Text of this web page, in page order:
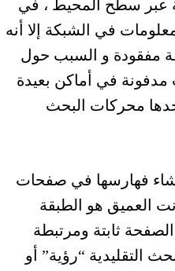
عبر سطح المحيط ، في
في الشبكة إلا أنه
مفقودة و السبب حول
في أماكن بعيدة
محركات البحث
فهارسها في صفحات
العميق هو الطبقة
ثابتة ومرتبطة
التقليدية “رؤية” أو